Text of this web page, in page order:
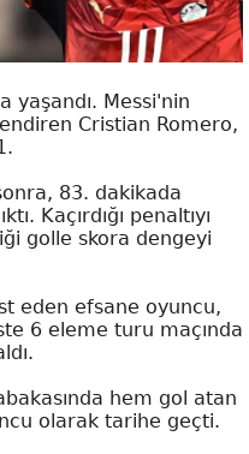
yaşandı. Messi'nin
Cristian Romero,
83. dakikada
Kaçırdığı penaltıyı
golle skora dengeyi
eden efsane oyuncu,
6 eleme turu maçında
hem gol atan
olarak tarihe geçti.